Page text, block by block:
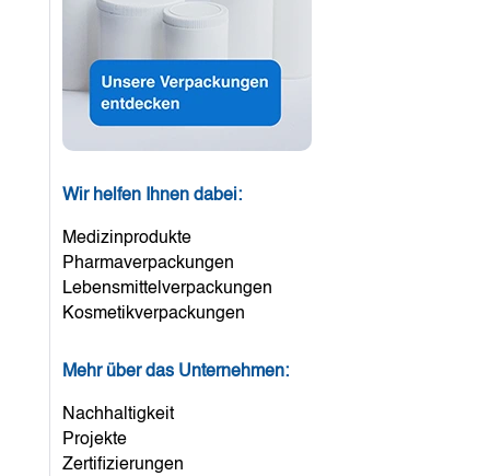
Wir helfen Ihnen dabei:
Medizinprodukte
Pharmaverpackungen
Lebensmittelverpackungen
Kosmetikverpackungen
Mehr über das Unternehmen:
Nachhaltigkeit
Projekte
Zertifizierungen